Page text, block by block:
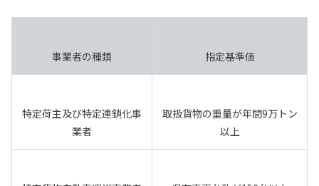
事業者の種類 指定基準値
特定荷主及び特定連鎖化事
業者
取扱貨物の重量が年間9万トン
以上